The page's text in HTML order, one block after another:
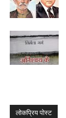
लोकप्रिय पोस्ट